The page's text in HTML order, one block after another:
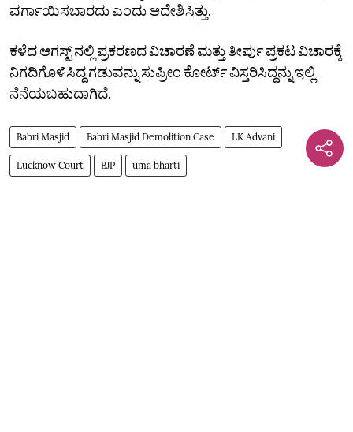
ವರ್ಗಾಯಿಸಬಾರದು ಎಂದು ಆದೇಶಿಸಿತ್ತು.
ಕಳೆದ ಆಗಸ್ಟ್‌ ನಲ್ಲಿ ಪ್ರಕರಣದ ವಿಚಾರಣೆ ಮತ್ತು ತೀರ್ಪು ಪ್ರಕಟ ವಿಚಾರಕ್ಕೆ
ನಿಗದಿಗೊಳಿಸಿದ್ದ ಗಡುವನ್ನು ಸುಪ್ರೀಂ ಕೋರ್ಟ್ ವಿಸ್ತರಿಸಿದ್ದನ್ನು ಇಲ್ಲಿ
ನೆನೆಯಬಹುದಾಗಿದೆ.
Babri Masjid Babri Masjid Demolition Case LK Advani
Lucknow Court BJP uma bharti